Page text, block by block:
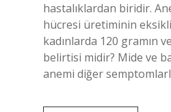
hastalıklardan biridir.
hücresi üretiminin
kadınlarda 120 gramın
belirtisi midir? Mide ve
anemi diğer